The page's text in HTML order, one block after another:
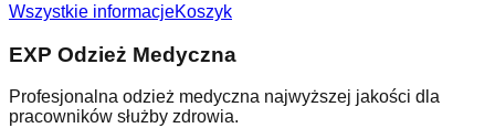
Wszystkie informacjeKoszyk
EXP Odzież Medyczna
Profesjonalna odzież medyczna najwyższej jakości dla
pracowników służby zdrowia.